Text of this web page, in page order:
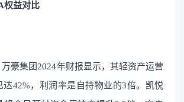
权益对比
豪集团2024年财报显示，其轻资产运营
达42%，利润率是自持物业的3倍。凯悦